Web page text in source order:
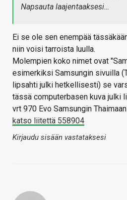
Napsauta laajentaaksesi…
Ei se ole sen enempää
niin voisi tarroista luulla.
Molempien koko nimet ovat
esimerkiksi Samsungin sivuilla
lipsahti julki hetkellisesti) se
tässä computerbasen kuva julki
vrt 970 Evo Samsungin
katso liitettä 558904
Kirjaudu sisään vastataksesi